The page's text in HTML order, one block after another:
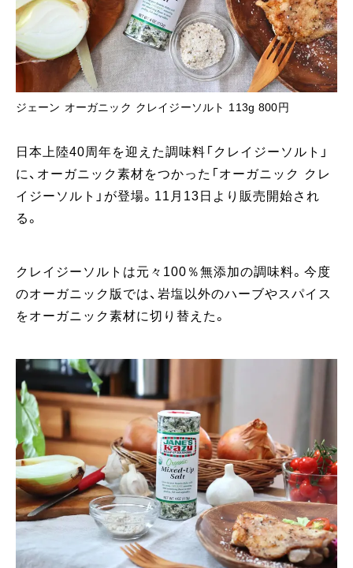
ジェーン オーガニック クレイジーソルト 113g 800円
日本上陸40周年を迎えた調味料「クレイジーソルト」
に、オーガニック素材をつかった「オーガニック クレ
イジーソルト」が登場。11月13日より販売開始され
る。
クレイジーソルトは元々100％無添加の調味料。今度
のオーガニック版では、岩塩以外のハーブやスパイス
をオーガニック素材に切り替えた。